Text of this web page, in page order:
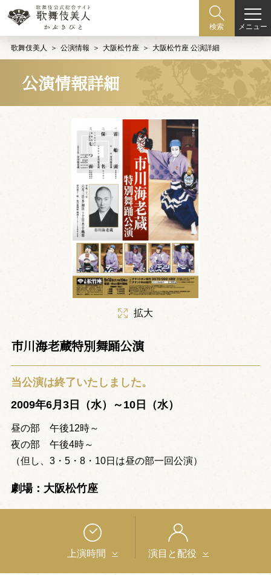
検索 メニュー
歌舞伎美人 公演情報 大阪松竹座 大阪松竹座 公演詳細
公演情報詳細
拡大
市川海老蔵特別舞踊公演
当公演は終了いたしました。
2009年6月3日（水）～10日（水）
昼の部 午後12時～
夜の部 午後4時～
（但し、3・5・8・10日は昼の部一回公演）
劇場：大阪松竹座
上演時間 演目と配役